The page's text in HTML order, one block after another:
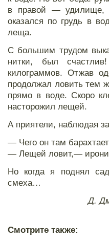
в правой — удилище,
оказался по грудь в
леща.
С большим трудом
нитки, был
килограммов. Отжав
продолжал ловить тем
прямо в воде. Скоро
насторожил лещей.
А приятели, наблюдая
— Чего он там
— Лещей ловит,—
Но когда я поднял
смеха…
Д.
Смотрите также: